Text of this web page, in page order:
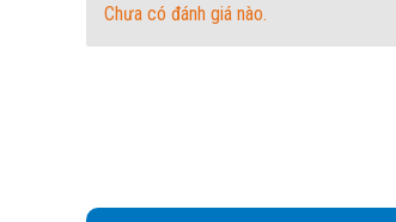
Chưa có đánh giá nào.